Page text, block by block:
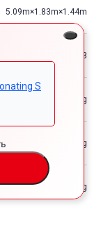
S
5.09m×1.83m×1.44m
13.33
—kg
средства —kg
—kg